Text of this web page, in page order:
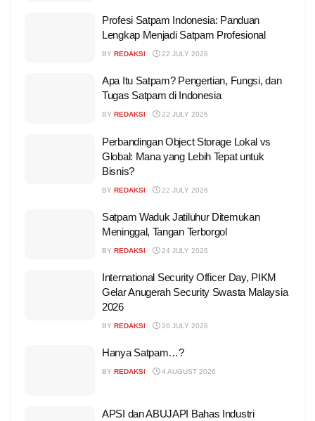
Profesi Satpam Indonesia: Panduan
Lengkap Menjadi Satpam Profesional
BY REDAKSI 22 JULY 2026
Apa Itu Satpam? Pengertian, Fungsi, dan
Tugas Satpam di Indonesia
BY REDAKSI 22 JULY 2026
Perbandingan Object Storage Lokal vs
Global: Mana yang Lebih Tepat untuk
Bisnis?
BY REDAKSI 22 JULY 2026
Satpam Waduk Jatiluhur Ditemukan
Meninggal, Tangan Terborgol
BY REDAKSI 24 JULY 2026
International Security Officer Day, PIKM
Gelar Anugerah Security Swasta Malaysia
2026
BY REDAKSI 26 JULY 2026
Hanya Satpam…?
BY REDAKSI 4 AUGUST 2026
APSI dan ABUJAPI Bahas Industri